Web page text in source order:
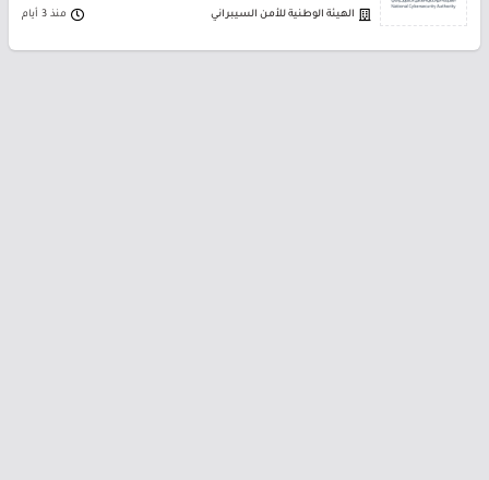
الهيئة الوطنية للأمن السيبراني منذ 3 أيام